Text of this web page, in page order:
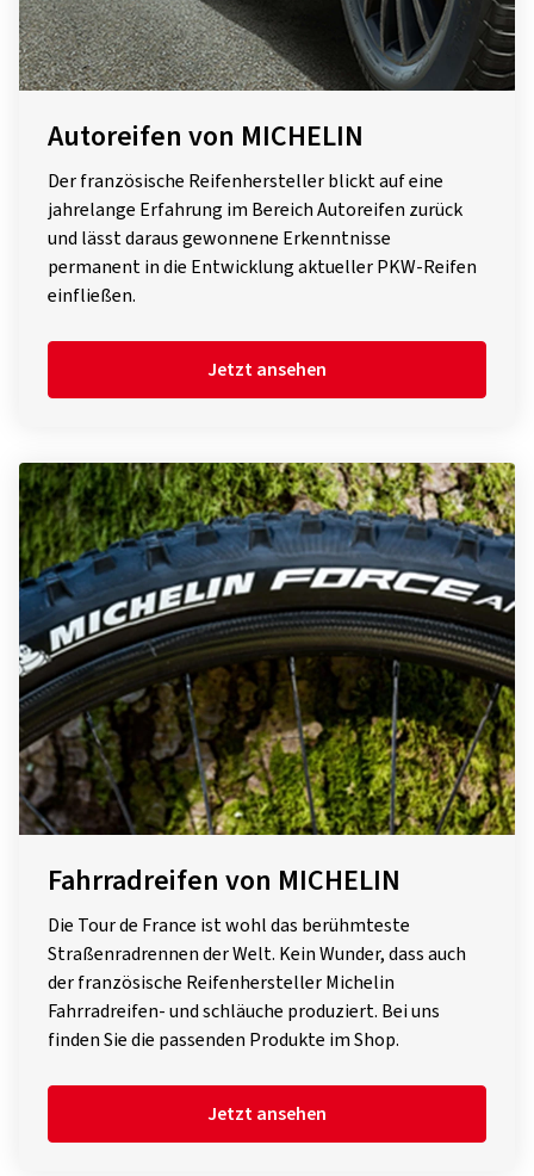
Autoreifen von MICHELIN
Der französische Reifenhersteller blickt auf eine
jahrelange Erfahrung im Bereich Autoreifen zurück
und lässt daraus gewonnene Erkenntnisse
permanent in die Entwicklung aktueller PKW-Reifen
einfließen.
Jetzt ansehen
Fahrradreifen von MICHELIN
Die Tour de France ist wohl das berühmteste
Straßenradrennen der Welt. Kein Wunder, dass auch
der französische Reifenhersteller Michelin
Fahrradreifen- und schläuche produziert. Bei uns
finden Sie die passenden Produkte im Shop.
Jetzt ansehen